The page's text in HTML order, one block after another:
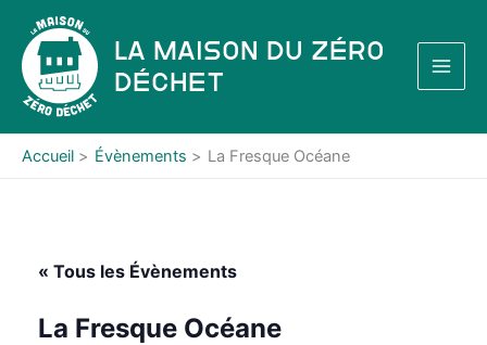
contenu
La Maison du Zéro
Déchet
Accueil Évènements La Fresque Océane
« Tous les Évènements
La Fresque Océane